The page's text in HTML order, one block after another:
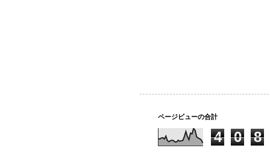
ページビューの合計
4 0 8